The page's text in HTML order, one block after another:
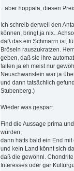
...aber hoppala, diesen
Ich schreib derweil den
können, bringt ja nix..
daß das ein Schmarrn ist,
Bröseln rauszukratzen.
geben, daß sie ihre
fallen ja eh meist nur
Neuschwanstein war ja
und dann tatsächlich
Stubenberg.)
Wieder was gespart.
Find die Aussage prima
würden,
dann hätts bald ein End
und kein Land könnt sich
daß die gewöhnl.
Interesses oder gar